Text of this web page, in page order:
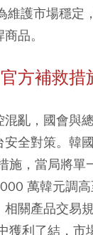
維護市場穩定
品。
方補救措
亂，國會與
安全對策。韓
施，當局將單
萬韓元調
關產品交易
利了結，市